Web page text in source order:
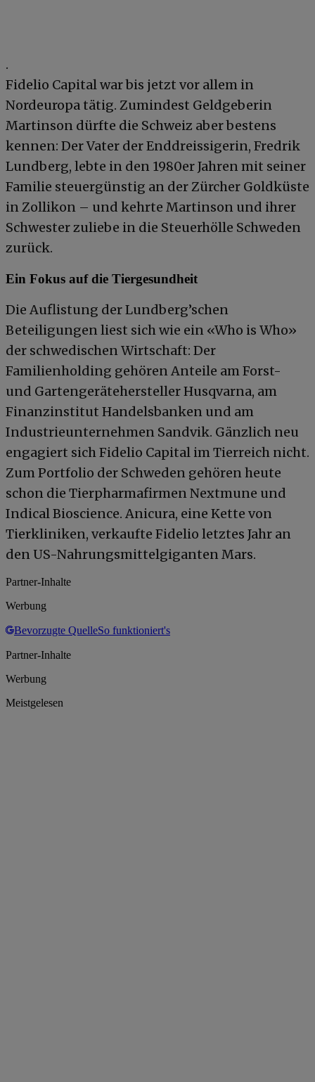
.
Fidelio Capital war bis jetzt vor allem in
Nordeuropa tätig. Zumindest Geldgeberin
Martinson dürfte die Schweiz aber bestens
kennen: Der Vater der Enddreissigerin, Fredrik
Lundberg, lebte in den 1980er Jahren mit seiner
Familie steuergünstig an der Zürcher Goldküste
in Zollikon – und kehrte Martinson und ihrer
Schwester zuliebe in die Steuerhölle Schweden
zurück.
Ein Fokus auf die Tiergesundheit
Die Auflistung der Lundberg’schen
Beteiligungen liest sich wie ein «Who is Who»
der schwedischen Wirtschaft: Der
Familienholding gehören Anteile am Forst-
und Gartengerätehersteller Husqvarna, am
Finanzinstitut Handelsbanken und am
Industrieunternehmen Sandvik. Gänzlich neu
engagiert sich Fidelio Capital im Tierreich nicht.
Zum Portfolio der Schweden gehören heute
schon die Tierpharmafirmen Nextmune und
Indical Bioscience. Anicura, eine Kette von
Tierkliniken, verkaufte Fidelio letztes Jahr an
den US-Nahrungsmittelgiganten Mars.
Partner-Inhalte
Werbung
Bevorzugte QuelleSo funktioniert's
Partner-Inhalte
Werbung
Meistgelesen